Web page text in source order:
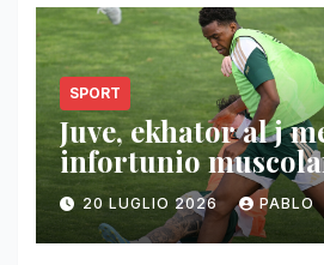
SPORT
Juve, ekhator al j
infortunio
20 LUGLIO 2026 PABLO